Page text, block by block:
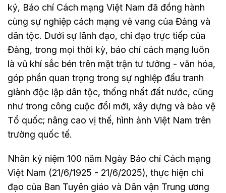
kỷ, Báo chí Cách mạng Việt Nam đã đồng hành
cùng sự nghiệp cách mạng vẻ vang của Đảng và
dân tộc. Dưới sự lãnh đạo, chỉ đạo trực tiếp của
Đảng, trong mọi thời kỳ, báo chí cách mạng luôn
là vũ khí sắc bén trên mặt trận tư tưởng - văn hóa,
góp phần quan trọng trong sự nghiệp đấu tranh
giành độc lập dân tộc, thống nhất đất nước, cũng
như trong công cuộc đổi mới, xây dựng và bảo vệ
Tổ quốc; nâng cao vị thế, hình ảnh Việt Nam trên
trường quốc tế.
Nhân kỷ niệm 100 năm Ngày Báo chí Cách mạng
Việt Nam (21/6/1925 - 21/6/2025), thực hiện chỉ
đạo của Ban Tuyên giáo và Dân vận Trung ương